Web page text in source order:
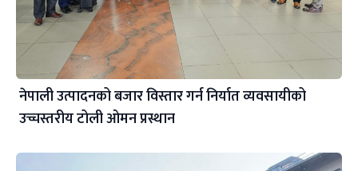
नेपाली उत्पादनको बजार विस्तार गर्न निर्यात व्यवसायीको
उच्चस्तरीय टोली ओमन प्रस्थान